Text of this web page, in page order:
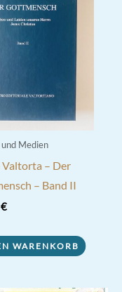
Medien
– Der
– Band II
€
WARENKORB